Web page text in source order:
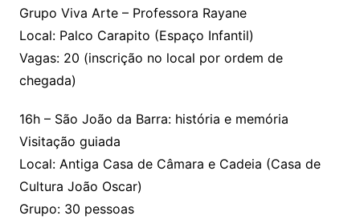
Grupo Viva Arte – Professora Rayane
Local: Palco Carapito (Espaço Infantil)
Vagas: 20 (inscrição no local por ordem de
chegada)
16h – São João da Barra: história e memória
Visitação guiada
Local: Antiga Casa de Câmara e Cadeia (Casa de
Cultura João Oscar)
Grupo: 30 pessoas